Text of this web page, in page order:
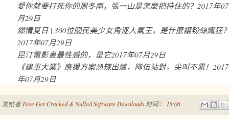
愛你就要打死你的周冬雨，張一山是怎麼把持住的？ 2017年07
月29日
燃情夏日 | 300位國民美少女角逐人氣王，是什麼讓粉絲瘋狂？
2017年07月29日
昆汀電影裏最性感的，是它2017年07月29日
《建軍大業》應援方案熱辣出爐，隊伍站對，尖叫不累！ 2017
年07月29日
发帖者Free Get Cracked & Nulled Software Downloads 时间： 15:06